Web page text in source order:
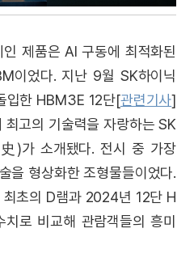
제품은 AI 구동에 최적화된
이었다. 지난 9월 SK하이닉
입한 HBM3E 12단[관련기사]
고의 기술력을 자랑하는 SK
)가 소개됐다. 전시 중 가장
을 형상화한 조형물들이었다.
초의 D램과 2024년 12단 H
로 비교해 관람객들의 흥미